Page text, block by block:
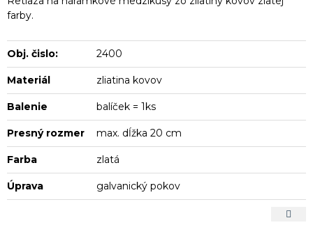
farby.
Obj. čislo: 2400
Materiál zliatina kovov
Balenie balíček = 1ks
Presný rozmer max. dĺžka 20 cm
Farba zlatá
Úprava galvanický pokov